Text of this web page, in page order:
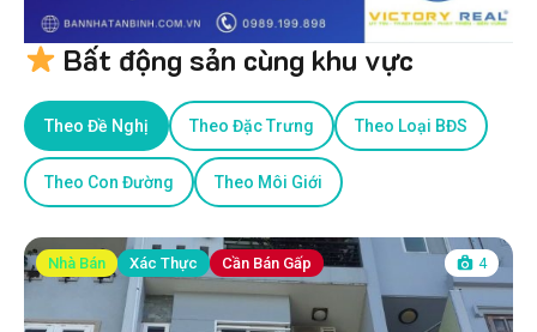
Bất động sản cùng khu vực
Theo Đề Nghị Theo Đặc Trưng Theo Loại BĐS
Theo Con Đường Theo Môi Giới
Nhà Bán Xác Thực Cần Bán Gấp 4